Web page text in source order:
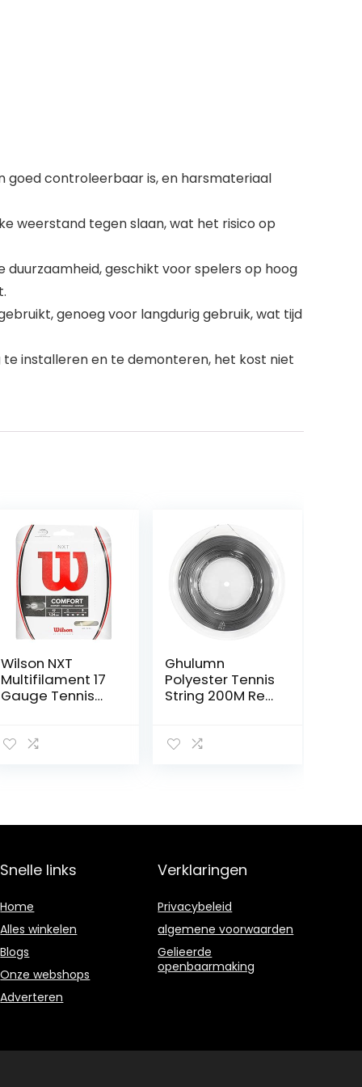
goed controleerbaar is, en harsmateriaal
weerstand tegen slaan, wat het risico op
geschikt voor spelers op hoog
genoeg voor langdurig gebruik, wat tijd
installeren en te demonteren, het kost niet
Wilson NXT
Multifilament 17
Gauge Tennis
Ghulumn
Polyester Tennis
String 200M Reel
Dunne 1.25mm
Snelle links
Home
Alles winkelen
Blogs
Onze webshops
Adverteren
Verklaringen
Privacybeleid
algemene voorwaarden
Gelieerde
openbaarmaking